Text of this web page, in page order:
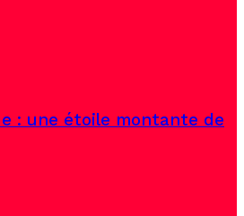
: une étoile montante de